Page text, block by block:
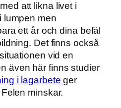
att likna livet i
lumpen men
ett år och dina befäl
Det finns också
vid en
även här finns studier
i lagarbeteger
minskar.